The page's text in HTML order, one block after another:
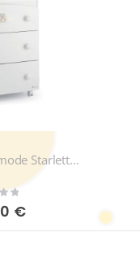
Bade-Wickelkommode Starlette mit Babywanne
€